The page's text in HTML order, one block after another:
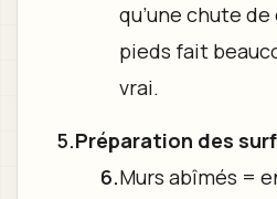
qu’une chute
pieds fait
vrai.
Préparation des
Murs abîmés =